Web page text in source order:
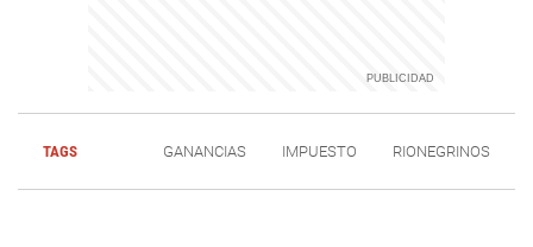
TAGS GANANCIAS IMPUESTO RIONEGRINOS